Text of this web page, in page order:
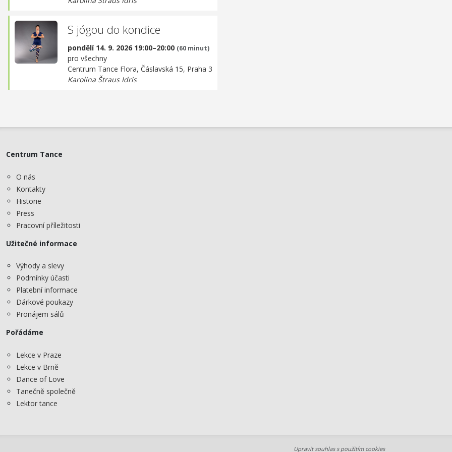
S jógou do kondice
pondělí 14. 9. 2026 19:00–20:00 (60 minut)
pro všechny
Centrum Tance Flora, Čáslavská 15, Praha 3
Karolina Štraus Idris
Centrum Tance
O nás
Kontakty
Historie
Press
Pracovní příležitosti
Užitečné informace
Výhody a slevy
Podmínky účasti
Platební informace
Dárkové poukazy
Pronájem sálů
Pořádáme
Lekce v Praze
Lekce v Brně
Dance of Love
Tanečně společně
Lektor tance
Upravit souhlas s použitím cookies